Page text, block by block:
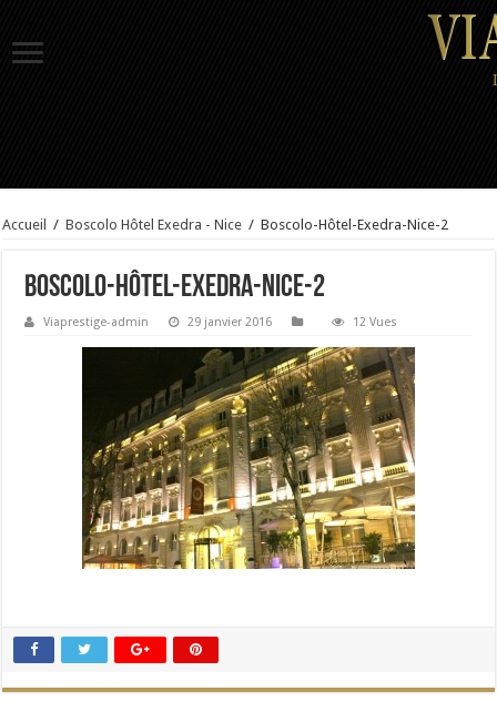
Accueil / Boscolo Hôtel Exedra - Nice / Boscolo-Hôtel-Exedra-Nice-2
Boscolo-Hôtel-Exedra-Nice-2
Viaprestige-admin 29 janvier 2016 12 Vues